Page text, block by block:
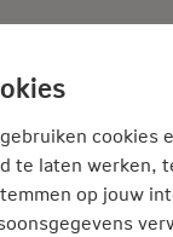
Adviseur Nieuws
Service en Contact
Buitenland (niet-
cookies
te laten werken,
op jouw